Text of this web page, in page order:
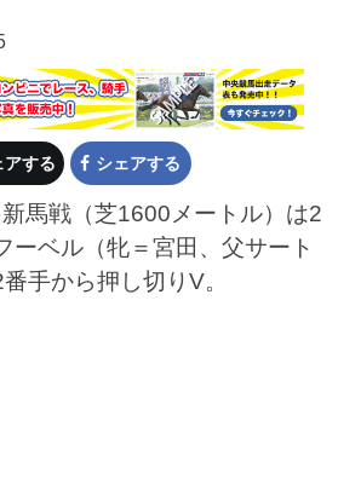
アする シェアする
馬戦（芝1600メートル）は2
ーベル（牝＝宮田、父サート
手から押し切りV。